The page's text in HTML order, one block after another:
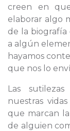
creen en
elaborar algo
de la biografía
a algún
hayamos
que nos lo
Las
nuestras
que marcan
de alguien